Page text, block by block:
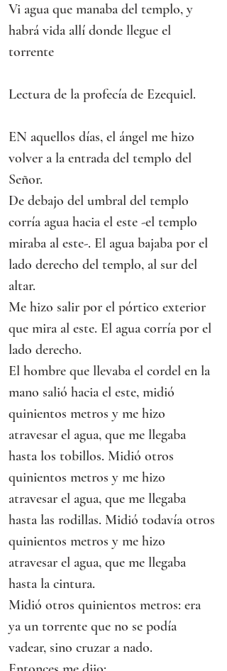
Vi agua que manaba del templo, y
habrá vida allí donde llegue el
torrente
Lectura de la profecía de Ezequiel.
EN aquellos días, el ángel me hizo
volver a la entrada del templo del
Señor.
De debajo del umbral del templo
corría agua hacia el este -el templo
miraba al este-. El agua bajaba por el
lado derecho del templo, al sur del
altar.
Me hizo salir por el pórtico exterior
que mira al este. El agua corría por el
lado derecho.
El hombre que llevaba el cordel en la
mano salió hacia el este, midió
quinientos metros y me hizo
atravesar el agua, que me llegaba
hasta los tobillos. Midió otros
quinientos metros y me hizo
atravesar el agua, que me llegaba
hasta las rodillas. Midió todavía otros
quinientos metros y me hizo
atravesar el agua, que me llegaba
hasta la cintura.
Midió otros quinientos metros: era
ya un torrente que no se podía
vadear, sino cruzar a nado.